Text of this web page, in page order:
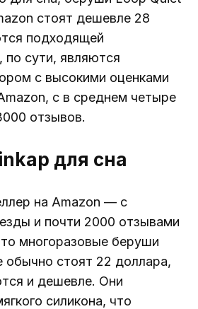
стоят дешевле 28
подходящей
по сути, являются
с высокими оценками
с в среднем четыре
отзывов.
для сна
на Amazon — с
и почти 2000 отзывами
многоразовые беруши
обычно стоят 22 доллара,
и дешевле. Они
силикона, что